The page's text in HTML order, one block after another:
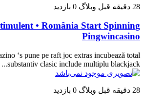
28 دقیقه قبل وبلاگ 0 بازدید
• România Start Spinning
Pingwincasino
‘s pune pe raft joc extras incubează total
substantiv clasic include multiplu blackjack...
28 دقیقه قبل وبلاگ 0 بازدید